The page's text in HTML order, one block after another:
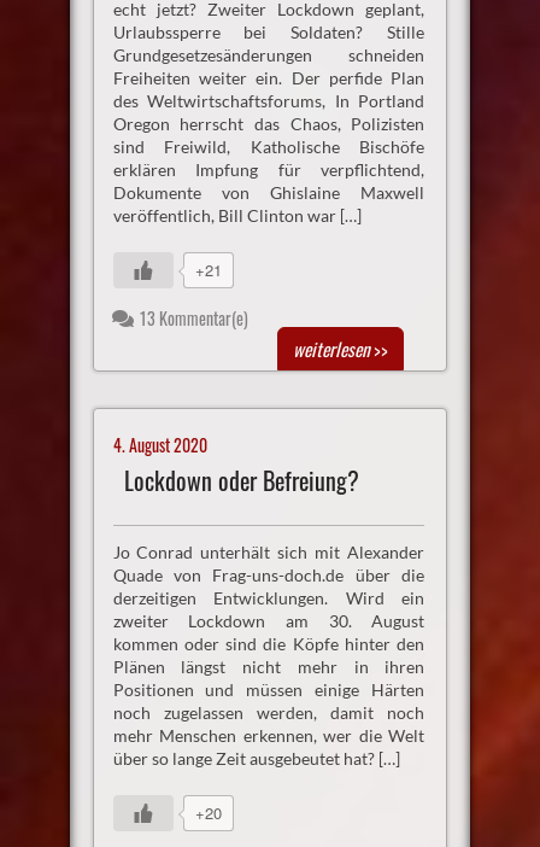
echt jetzt? Zweiter Lockdown geplant,
Urlaubssperre bei Soldaten? Stille
Grundgesetzesänderungen schneiden
Freiheiten weiter ein. Der perfide Plan
des Weltwirtschaftsforums, In Portland
Oregon herrscht das Chaos, Polizisten
sind Freiwild, Katholische Bischöfe
erklären Impfung für verpflichtend,
Dokumente von Ghislaine Maxwell
veröffentlich, Bill Clinton war […]
+21
13 Kommentar(e)
weiterlesen>>
4. August 2020
Lockdown oder Befreiung?
Jo Conrad unterhält sich mit Alexander
Quade von Frag-uns-doch.de über die
derzeitigen Entwicklungen. Wird ein
zweiter Lockdown am 30. August
kommen oder sind die Köpfe hinter den
Plänen längst nicht mehr in ihren
Positionen und müssen einige Härten
noch zugelassen werden, damit noch
mehr Menschen erkennen, wer die Welt
über so lange Zeit ausgebeutet hat? […]
+20